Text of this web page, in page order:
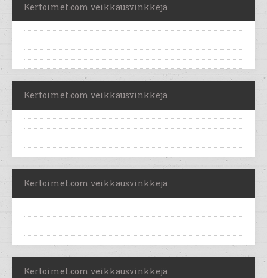
Kertoimet.com veikkausvinkkejä
Kertoimet.com veikkausvinkkejä
Kertoimet.com veikkausvinkkejä
Kertoimet.com veikkausvinkkejä